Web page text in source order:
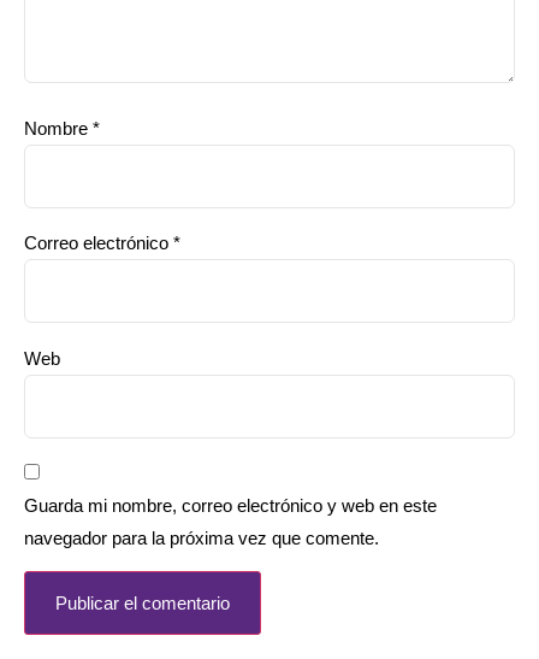
Nombre *
Correo electrónico *
Web
Guarda mi nombre, correo electrónico y web en este
navegador para la próxima vez que comente.